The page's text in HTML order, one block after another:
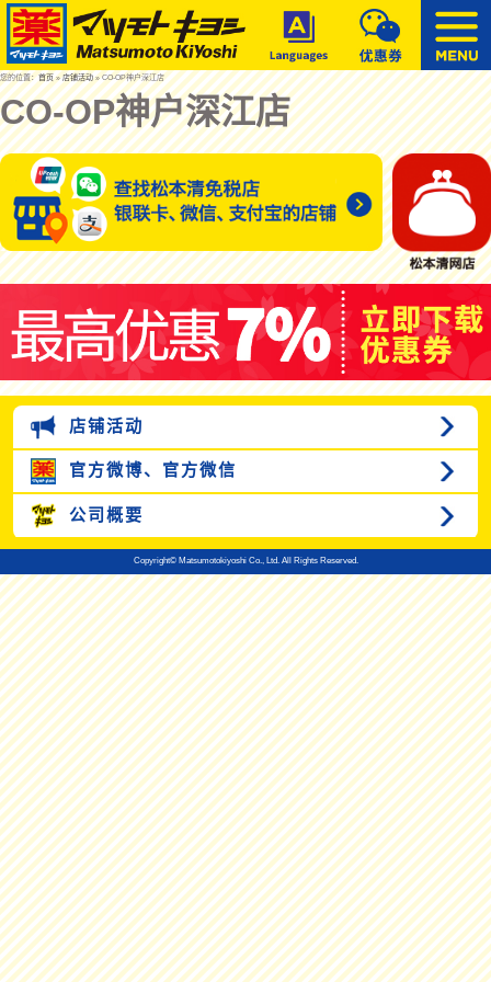
您的位置：首页»店铺活动» CO-OP神户深江店
CO-OP神户深江店
店铺活动
官方微博、 官方微信
公司概要
Copyright© Matsumotokiyoshi Co., Ltd. All Rights Reserved.